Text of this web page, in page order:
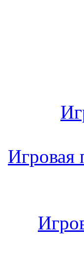
Игровая